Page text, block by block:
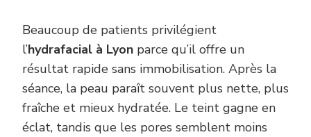
Beaucoup de patients privilégient
l’hydrafacial à Lyon parce qu’il offre un
résultat rapide sans immobilisation. Après la
séance, la peau paraît souvent plus nette, plus
fraîche et mieux hydratée. Le teint gagne en
éclat, tandis que les pores semblent moins